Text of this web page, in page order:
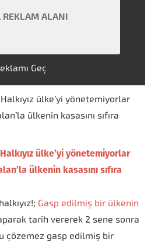
REKLAM ALANI
Geç
ülke’yi yönetemiyorlar
ülkenin kasasını sıfıra
ülke’yi yönetemiyorlar
ülkenin kasasını sıfıra
Gasp edilmiş bir ülkenin
tarih vererek 2 sene sonra
çözemez gasp edilmiş bir